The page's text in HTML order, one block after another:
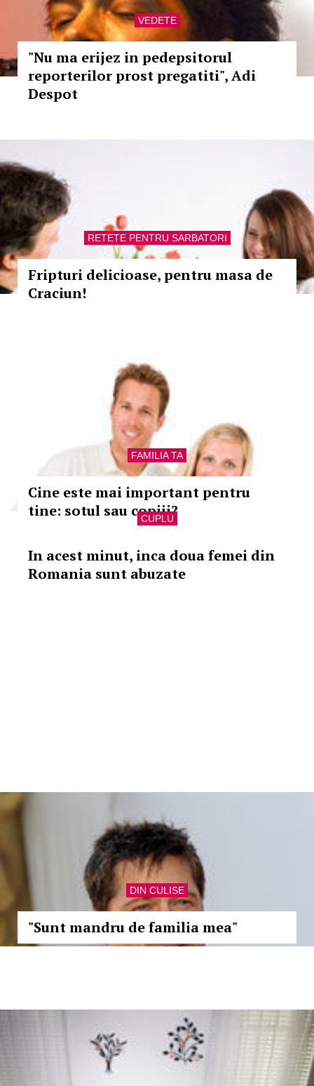
VEDETE
"Nu ma erijez in pedepsitorul
reporterilor prost pregatiti", Adi
Despot
RETETE PENTRU SARBATORI
Fripturi delicioase, pentru masa de
Craciun!
FAMILIA TA
Cine este mai important pentru
tine: sotul sau copiii?
CUPLU
In acest minut, inca doua femei din
Romania sunt abuzate
DIN CULISE
"Sunt mandru de familia mea"